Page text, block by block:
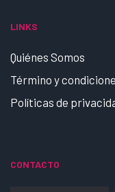
LINKS
Quiénes Somos
Término y
Políticas de
CONTACTO